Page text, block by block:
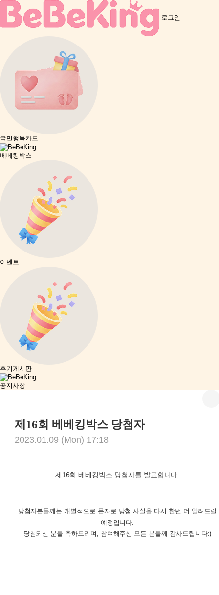
로그인
국민행복카드
베베킹박스
이벤트
후기게시판
공지사항
제16회 베베킹박스 당첨자
2023.01.09 (Mon) 17:18
제16회 베베킹박스 당첨자를 발표합니다.
당첨자분들께는 개별적으로 문자로 당첨 사실을 다시 한번 더 알려드릴
예정입니다.
당첨되신 분들 축하드리며, 참여해주신 모든 분들께 감사드립니다:)